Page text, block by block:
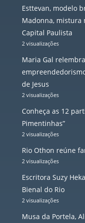
Esttevan, modelo
Madonna, mistura
Capital Paulista
2 visualizações
Maria Gal
de Jesus
2 visualizações
Conheça as 12
Pimentinhas”
2 visualizações
Rio Othon reúne
2 visualizações
Escritora Suzy
Bienal do Rio
2 visualizações
Musa da Portela,